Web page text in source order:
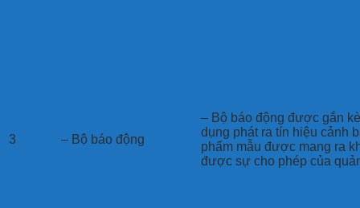
3 – Bộ báo động
– Bộ báo động được gắn
dụng phát ra tín hiệu cảnh
phẩm mẫu được mang ra
được sự cho phép của